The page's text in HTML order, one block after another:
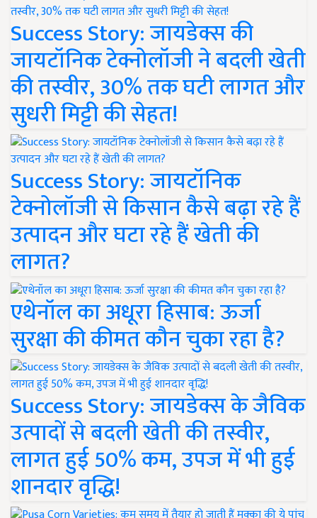
Success Story: जायडेक्स की
जायटॉनिक टेक्नोलॉजी ने बदली खेती
की तस्वीर, 30% तक घटी लागत और
सुधरी मिट्टी की सेहत!
Success Story: जायटॉनिक
टेक्नोलॉजी से किसान कैसे बढ़ा रहे हैं
उत्पादन और घटा रहे हैं खेती की
लागत?
एथेनॉल का अधूरा हिसाब: ऊर्जा
सुरक्षा की कीमत कौन चुका रहा है?
Success Story: जायडेक्स के जैविक
उत्पादों से बदली खेती की तस्वीर,
लागत हुई 50% कम, उपज में भी हुई
शानदार वृद्धि!